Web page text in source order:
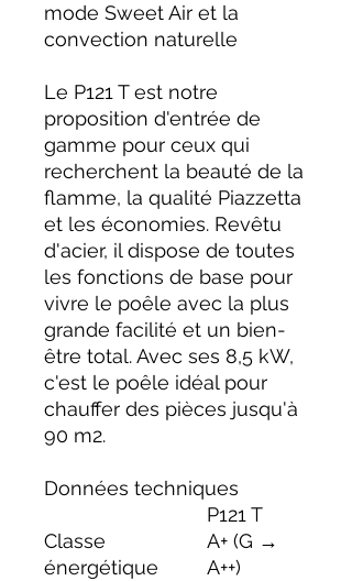
mode Sweet Air et la
convection naturelle
Le P121 T est notre
proposition d'entrée de
gamme pour ceux qui
recherchent la beauté de la
flamme, la qualité Piazzetta
et les économies. Revêtu
d'acier, il dispose de toutes
les fonctions de base pour
vivre le poêle avec la plus
grande facilité et un bien-
être total. Avec ses 8,5 kW,
c'est le poêle idéal pour
chauffer des pièces jusqu'à
90 m2.
Données techniques
P121 T
Classe
énergétique
A+ (G →
A++)